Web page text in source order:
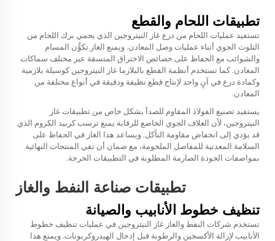
تطبيقات اللحام والقطع
تستفيد عمليات اللحام من درع غاز النيتروجين الذي يحمي برك اللحام من
التلوث الجوي أثناء عمليات وصل المعادن. ويمنع الغاز تكوُّن المسام
والشوائب مع الحفاظ على خصائص الاختراق المتسقة عبر مختلف سماكات
المعادن. كما تستخدم أنظمة القطع بالبلازما غاز النيتروجين كوسيلة بلازمية
وكمادة درع في آنٍ واحد لإنتاج قطع نظيفة ودقيقة في أنواع مختلفة من
المعادن.
يستفيد تصنيع الفولاذ المقاوم للصدأ بشكل خاص من تطبيقات غاز
النيتروجين، لأن الغلاف الجوي الخاضع للرقابة يمنع ترسب كربيد الكروم الذي
قد يؤدي إلى انخفاض مقاومة التآكل. ويساعد هذا الغاز في الحفاظ على
السلامة المعدنية للمفاصل الملحومة، مع ضمان أن تفي المنتجات النهائية
بمواصفات الجودة الصارمة المطلوبة في التطبيقات الحرجة.
تطبيقات صناعة النفط والغاز
تنظيف خطوط الأنابيب والصيانة
تستخدم شركات النفط والغاز غاز النيتروجين في عمليات تنظيف خطوط
الأنابيب لإزالة الأكسجين والرطوبة قبل إدخال الهيدروكربونات. ويمنع هذا